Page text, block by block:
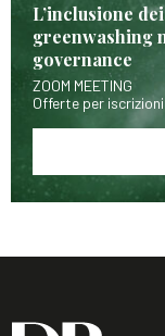
L’inclusione
greenwashing
governance
ZOOM MEETING
Offerte per